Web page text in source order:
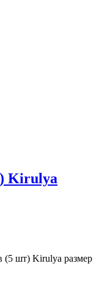
Kirulya
(5 шт) Kirulya размер